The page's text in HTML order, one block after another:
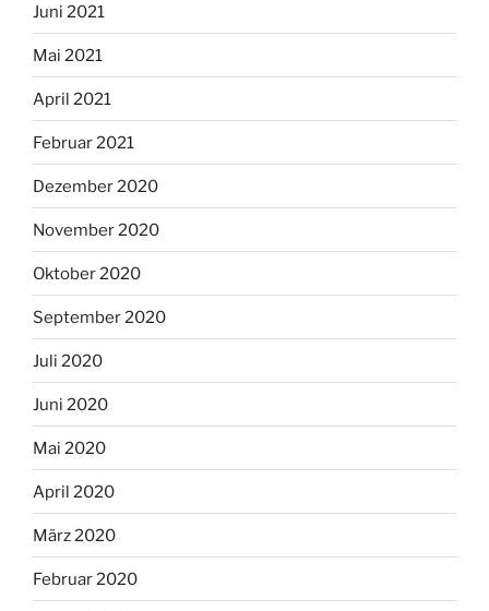
Juni 2021
Mai 2021
April 2021
Februar 2021
Dezember 2020
November 2020
Oktober 2020
September 2020
Juli 2020
Juni 2020
Mai 2020
April 2020
März 2020
Februar 2020